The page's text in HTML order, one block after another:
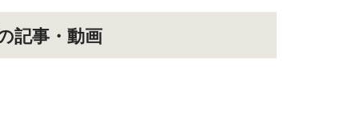
かのような居心地の良さだと思います。
など入店に必要な書類の取得費用は全額お
できる範囲で大丈夫！自分が無理なことは
い！
上の店長が、優しく丁寧に徹底サポートし
記事・動画